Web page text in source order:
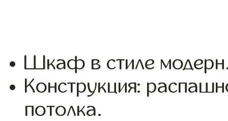
Шкаф в стиле
Конструкция:
потолка.